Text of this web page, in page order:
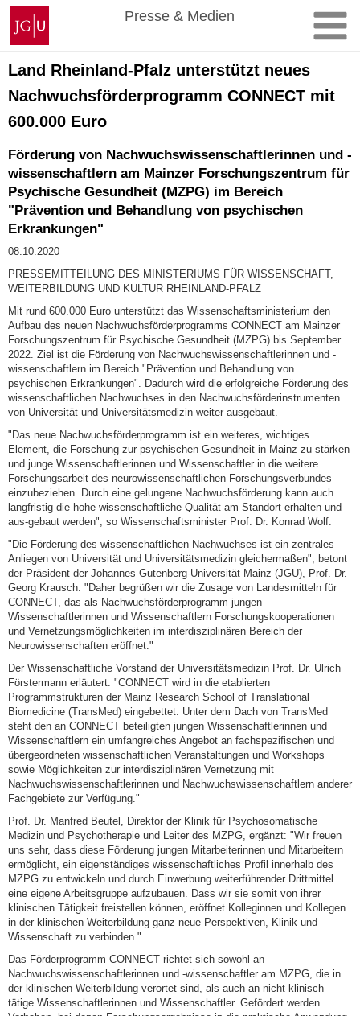
Zum
Inhalt
springen
Johannes
Gutenberg-
Universität
Mainz
Presse & Medien
Land Rheinland-Pfalz unterstützt neues
Nachwuchsförderprogramm CONNECT mit
600.000 Euro
Förderung von Nachwuchswissenschaftlerinnen und -
wissenschaftlern am Mainzer Forschungszentrum für
Psychische Gesundheit (MZPG) im Bereich
"Prävention und Behandlung von psychischen
Erkrankungen"
08.10.2020
PRESSEMITTEILUNG DES MINISTERIUMS FÜR WISSENSCHAFT,
WEITERBILDUNG UND KULTUR RHEINLAND-PFALZ
Mit rund 600.000 Euro unterstützt das Wissenschaftsministerium den
Aufbau des neuen Nachwuchsförderprogramms CONNECT am Mainzer
Forschungszentrum für Psychische Gesundheit (MZPG) bis September
2022. Ziel ist die Förderung von Nachwuchswissenschaftlerinnen und -
wissenschaftlern im Bereich "Prävention und Behandlung von
psychischen Erkrankungen". Dadurch wird die erfolgreiche Förderung des
wissenschaftlichen Nachwuchses in den Nachwuchsförderinstrumenten
von Universität und Universitätsmedizin weiter ausgebaut.
"Das neue Nachwuchsförderprogramm ist ein weiteres, wichtiges
Element, die Forschung zur psychischen Gesundheit in Mainz zu stärken
und junge Wissenschaftlerinnen und Wissenschaftler in die weitere
Forschungsarbeit des neurowissenschaftlichen Forschungsverbundes
einzubeziehen. Durch eine gelungene Nachwuchsförderung kann auch
langfristig die hohe wissenschaftliche Qualität am Standort erhalten und
aus-gebaut werden", so Wissenschaftsminister Prof. Dr. Konrad Wolf.
"Die Förderung des wissenschaftlichen Nachwuchses ist ein zentrales
Anliegen von Universität und Universitätsmedizin gleichermaßen", betont
der Präsident der Johannes Gutenberg-Universität Mainz (JGU), Prof. Dr.
Georg Krausch. "Daher begrüßen wir die Zusage von Landesmitteln für
CONNECT, das als Nachwuchsförderprogramm jungen
Wissenschaftlerinnen und Wissenschaftlern Forschungskooperationen
und Vernetzungsmöglichkeiten im interdisziplinären Bereich der
Neurowissenschaften eröffnet."
Der Wissenschaftliche Vorstand der Universitätsmedizin Prof. Dr. Ulrich
Förstermann erläutert: "CONNECT wird in die etablierten
Programmstrukturen der Mainz Research School of Translational
Biomedicine (TransMed) eingebettet. Unter dem Dach von TransMed
steht den an CONNECT beteiligten jungen Wissenschaftlerinnen und
Wissenschaftlern ein umfangreiches Angebot an fachspezifischen und
übergeordneten wissenschaftlichen Veranstaltungen und Workshops
sowie Möglichkeiten zur interdisziplinären Vernetzung mit
Nachwuchswissenschaftlerinnen und Nachwuchswissenschaftlern anderer
Fachgebiete zur Verfügung."
Prof. Dr. Manfred Beutel, Direktor der Klinik für Psychosomatische
Medizin und Psychotherapie und Leiter des MZPG, ergänzt: "Wir freuen
uns sehr, dass diese Förderung jungen Mitarbeiterinnen und Mitarbeitern
ermöglicht, ein eigenständiges wissenschaftliches Profil innerhalb des
MZPG zu entwickeln und durch Einwerbung weiterführender Drittmittel
eine eigene Arbeitsgruppe aufzubauen. Dass wir sie somit von ihrer
klinischen Tätigkeit freistellen können, eröffnet Kolleginnen und Kollegen
in der klinischen Weiterbildung ganz neue Perspektiven, Klinik und
Wissenschaft zu verbinden."
Das Förderprogramm CONNECT richtet sich sowohl an
Nachwuchswissenschaftlerinnen und -wissenschaftler am MZPG, die in
der klinischen Weiterbildung verortet sind, als auch an nicht klinisch
tätige Wissenschaftlerinnen und Wissenschaftler. Gefördert werden